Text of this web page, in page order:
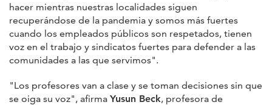
hacer mientras nuestras localidades siguen
recuperándose de la pandemia y somos más fuertes
cuando los empleados públicos son respetados, tienen
voz en el trabajo y sindicatos fuertes para defender a las
comunidades a las que servimos".
"Los profesores van a clase y se toman decisiones sin que
se oiga su voz", afirma Yusun Beck, profesora de